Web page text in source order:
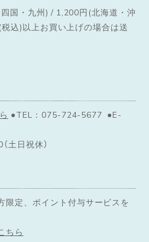
国・九州) / 1,200円(北海道・沖
込)以上お買い上げの場合は送
●TEL：075-724-5677 ●E-
土日祝休）
限定、ポイント付与サービスを
ちら